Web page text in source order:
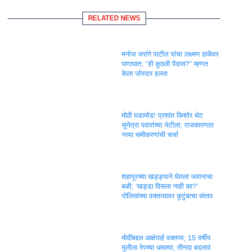
RELATED NEWS
मनोज जरांगे पाटील यांचा लक्ष्मण हाकेंवर
घणाघात; “ही कुठली पैदास?” म्हणत
केला जोरदार हल्ला
मोठी घडामोड! प्रशांत किशोर थेट
सुनेत्रा पवारांच्या भेटीला; राजकारणात
नव्या समीकरणांची चर्चा
शहापूरच्या खड्ड्याने घेतला जवानाचा
बळी; ‘खड्डा दिसला नाही का?’
पोलिसांच्या वक्तव्यावर कुटुंबाचा संताप
मोदींबद्दल आक्षेपार्ह वक्तव्य; 15 वर्षीय
मुलीला रेपच्या धमक्या, तीनदा बदलावं